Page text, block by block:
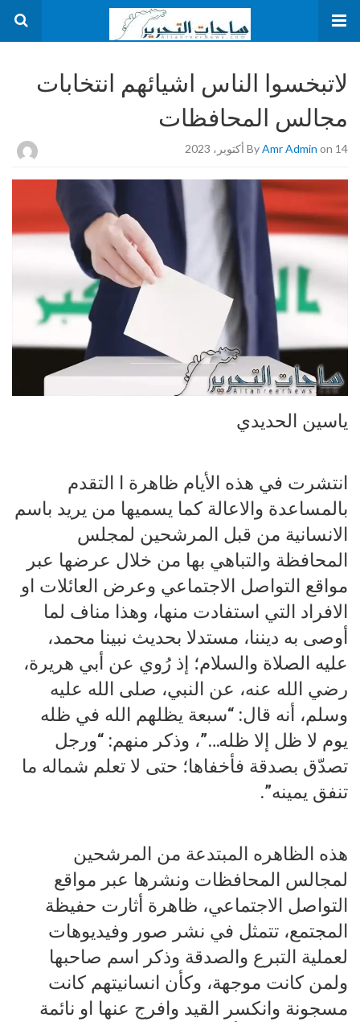
لاتبخسوا الناس اشيائهم انتخابات
مجالس المحافظات
ByAmr Admin on 14 أكتوبر، 2023
ياسين الحديدي
انتشرت في هذه الأيام ظاهرة ا التقدم
بالمساعدة والاعالة كما يسميها من يريد باسم
الانسانية من قبل المرشحين لمجلس
المحافظة والتباهي بها من خلال عرضها عبر
مواقع التواصل الاجتماعي وعرض العائلات او
الافراد التي استفادت منها، وهذا مناف لما
أوصى به ديننا، مستدلا بحديث نبينا محمد،
عليه الصلاة والسلام؛ إذ رُوي عن أبي هريرة،
رضي الله عنه، عن النبي، صلى الله عليه
وسلم، أنه قال: “سبعة يظلهم الله في ظله
يوم لا ظل إلا ظله…”، وذكر منهم: “ورجل
تصدّق بصدقة فأخفاها؛ حتى لا تعلم شماله ما
تنفق يمينه”.
هذه الظاهره المبتدعة من المرشحين
لمجالس المحافظات ونشرها عبر مواقع
التواصل الاجتماعي، ظاهرة أثارت حفيظة
المجتمع، تتمثل في نشر صور وفيديوهات
لعملية التبرع والصدقة وذكر اسم صاحبها
ولمن كانت موجهة، وكأن انسانيتهم كانت
مسجونة وانكسر القيد وافرج عنها او نائمة